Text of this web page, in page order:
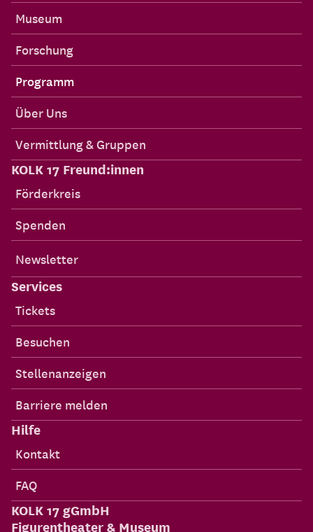
Museum
Forschung
Programm
Über Uns
Vermittlung & Gruppen
KOLK 17 Freund:innen
Förderkreis
Spenden
Newsletter
Services
Tickets
Besuchen
Stellenanzeigen
Barriere melden
Hilfe
Kontakt
FAQ
KOLK 17 gGmbH
Figurentheater & Museum